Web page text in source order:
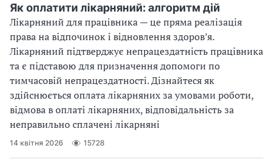
Як оплатити лікарняний: алгоритм дій
Лікарняний для працівника — це пряма реалізація
права на відпочинок і відновлення здоров’я.
Лікарняний підтверджує непрацездатність працівника
та є підставою для призначення допомоги по
тимчасовій непрацездатності. Дізнайтеся як
здійснюється оплата лікарняних за умовами роботи,
відмова в оплаті лікарняних, відповідальність за
неправильно сплачені лікарняні
14 квітня 2026 15728